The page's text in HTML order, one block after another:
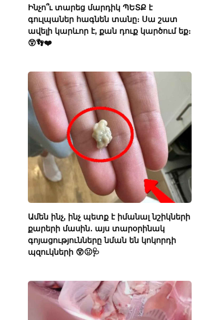
Ինչո՞ւ տարեց մարդիկ ՊԵՏՔ է
գուլպաներ հագնեն տանը։ Սա շատ
ավելի կարևոր է, քան դուք կարծում եք։
😲👣❤️
Ամեն ինչ, ինչ պետք է իմանալ նշիկների
քարերի մասին․ այս տարօրինակ
գոյացությունները նման են կոկորդի
պզուկների 😲🤢🩺